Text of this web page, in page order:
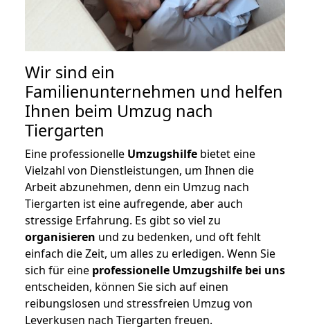
Wir sind ein
Familienunternehmen und helfen
Ihnen beim Umzug nach
Tiergarten
Eine professionelle Umzugshilfe bietet eine
Vielzahl von Dienstleistungen, um Ihnen die
Arbeit abzunehmen, denn ein Umzug nach
Tiergarten ist eine aufregende, aber auch
stressige Erfahrung. Es gibt so viel zu
organisieren und zu bedenken, und oft fehlt
einfach die Zeit, um alles zu erledigen. Wenn Sie
sich für eine professionelle Umzugshilfe bei uns
entscheiden, können Sie sich auf einen
reibungslosen und stressfreien Umzug von
Leverkusen nach Tiergarten freuen.